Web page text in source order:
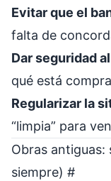
Evitar que el
falta de
Dar seguridad
qué está
Regularizar la
“limpia” para
Obras antiguas:
siempre) #